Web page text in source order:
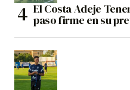
El Costa Adeje
paso firme en su